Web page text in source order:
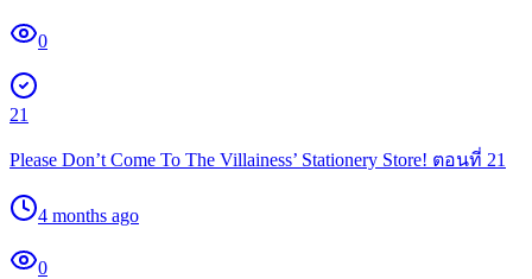
0
21
Please Don’t Come To The Villainess’ Stationery Store! ตอนที่ 21
4 months ago
0